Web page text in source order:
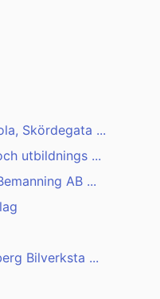
Skördegata ...
utbildnings ...
AB ...
Bilverksta ...